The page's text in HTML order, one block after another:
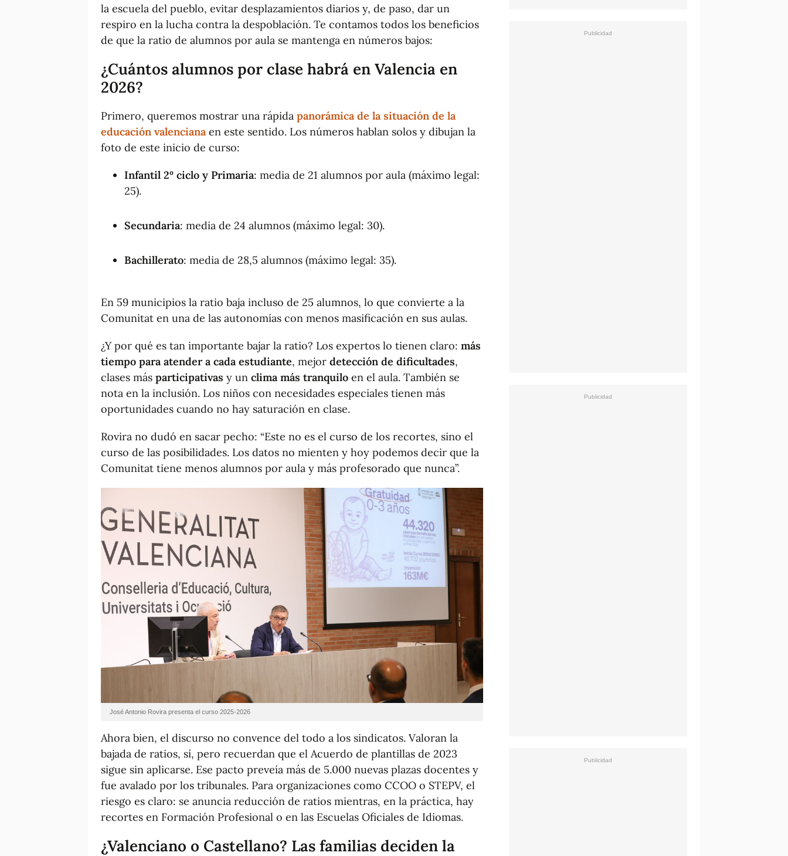
la escuela del pueblo, evitar desplazamientos diarios y, de paso, dar un
respiro en la lucha contra la despoblación. Te contamos todos los beneficios
de que la ratio de alumnos por aula se mantenga en números bajos:
¿Cuántos alumnos por clase habrá en Valencia en
2026?
Primero, queremos mostrar una rápida panorámica de la situación de la
educación valenciana en este sentido. Los números hablan solos y dibujan la
foto de este inicio de curso:
Infantil 2º ciclo y Primaria: media de 21 alumnos por aula (máximo legal:
25).
Secundaria: media de 24 alumnos (máximo legal: 30).
Bachillerato: media de 28,5 alumnos (máximo legal: 35).
En 59 municipios la ratio baja incluso de 25 alumnos, lo que convierte a la
Comunitat en una de las autonomías con menos masificación en sus aulas.
¿Y por qué es tan importante bajar la ratio? Los expertos lo tienen claro: más
tiempo para atender a cada estudiante, mejor detección de dificultades,
clases más participativas y un clima más tranquilo en el aula. También se
nota en la inclusión. Los niños con necesidades especiales tienen más
oportunidades cuando no hay saturación en clase.
Rovira no dudó en sacar pecho: “Este no es el curso de los recortes, sino el
curso de las posibilidades. Los datos no mienten y hoy podemos decir que la
Comunitat tiene menos alumnos por aula y más profesorado que nunca”.
José Antonio Rovira presenta el curso 2025-2026
Ahora bien, el discurso no convence del todo a los sindicatos. Valoran la
bajada de ratios, sí, pero recuerdan que el Acuerdo de plantillas de 2023
sigue sin aplicarse. Ese pacto preveía más de 5.000 nuevas plazas docentes y
fue avalado por los tribunales. Para organizaciones como CCOO o STEPV, el
riesgo es claro: se anuncia reducción de ratios mientras, en la práctica, hay
recortes en Formación Profesional o en las Escuelas Oficiales de Idiomas.
¿Valenciano o Castellano? Las familias deciden la